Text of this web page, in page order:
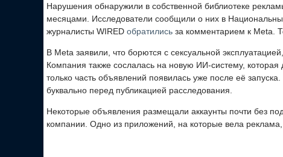
Нарушения обнаружили в собственной библиотеке
месяцами. Исследователи сообщили о них в
журналисты WIRED обратились за комментарием к Meta.
В Meta заявили, что борются с сексуальной
Компания также сослалась на новую ИИ-систему,
только часть объявлений появилась уже после её
буквально перед публикацией расследования.
Некоторые объявления размещали аккаунты почти без
компании. Одно из приложений, на которые вела реклама,